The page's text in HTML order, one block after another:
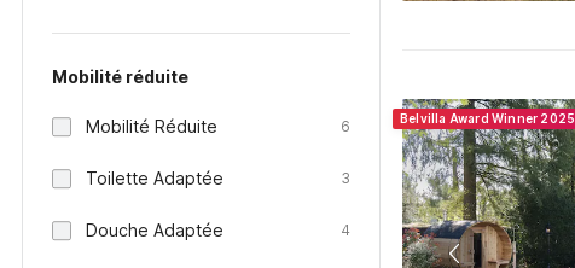
Mobilité réduite
Mobilité Réduite 6
Toilette Adaptée 3
Douche Adaptée 4
Belvilla Award Winner 2025